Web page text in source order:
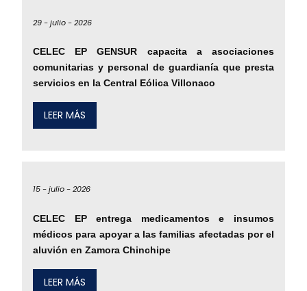
29 -julio -2026
CELEC EP GENSUR capacita a asociaciones
comunitarias y personal de guardianía que presta
servicios en la Central Eólica Villonaco
LEER MÁS
15 -julio -2026
CELEC EP entrega medicamentos e insumos
médicos para apoyar a las familias afectadas por el
aluvión en Zamora Chinchipe
LEER MÁS